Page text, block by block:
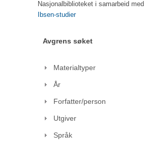
Nasjonalbiblioteket i samarbeid med
Ibsen-studier
Avgrens søket
Materialtyper
År
Forfatter/person
Utgiver
Språk